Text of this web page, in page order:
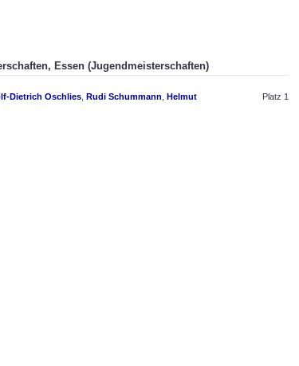
Essen (Jugendmeisterschaften)
Dietrich Oschlies Rudi Schummann Helmut
Platz 1